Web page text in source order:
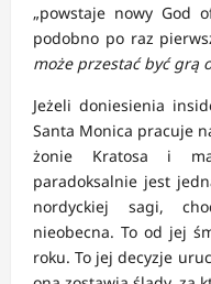
„powstaje nowy God
podobno po raz
może przestać być grą
Jeżeli doniesienia
Santa Monica pracuje
żonie Kratosa i
paradoksalnie jest
nordyckiej sagi,
nieobecna. To od jej
roku. To jej decyzje